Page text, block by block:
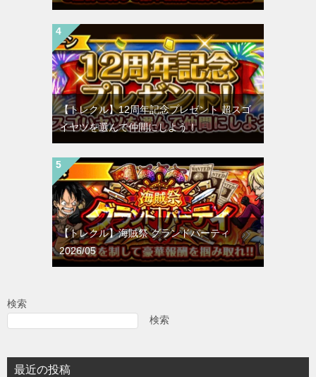
【トレクル】12周年記念プレゼント 超スゴ
イヤツを選んで仲間にしよう！
【トレクル】海賊祭 グランドパーティ
2026/05
検索
検索
最近の投稿